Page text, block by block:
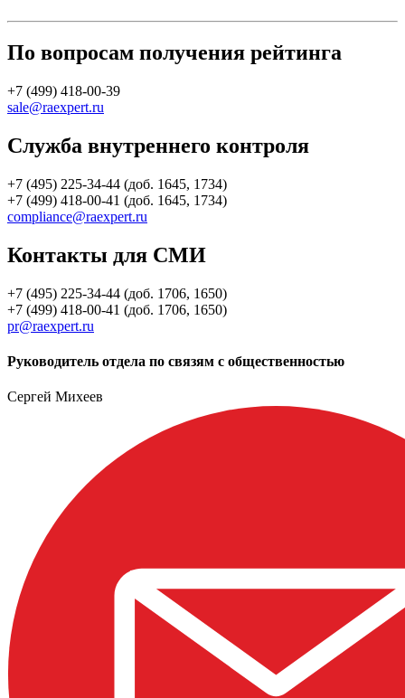
По вопросам получения рейтинга
+7 (499) 418-00-39
sale@raexpert.ru
Служба внутреннего контроля
+7 (495) 225-34-44 (доб. 1645, 1734)
+7 (499) 418-00-41 (доб. 1645, 1734)
compliance@raexpert.ru
Контакты для СМИ
+7 (495) 225-34-44 (доб. 1706, 1650)
+7 (499) 418-00-41 (доб. 1706, 1650)
pr@raexpert.ru
Руководитель отдела по связям с общественностью
Сергей Михеев